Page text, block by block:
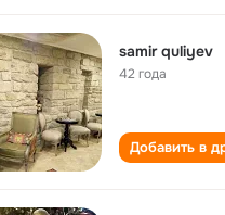
samir quliyev
42 года
Добавить в